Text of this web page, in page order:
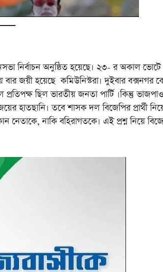
নির্বাচন অনুষ্ঠিত হয়েছে। ২৩- র অকাল ভোটে
বার জয়ী হয়েছে কমিউনিস্টরা। দুইবার বক্সনগর
ছিল ভারতীয় জনতা পার্টি ।কিন্তু
হাতছানি। তবে শাসক দল বিজেপির প্রার্থী
নেতাকে, নাকি বহিরাগতকে। এই প্রশ্ন নিয়ে